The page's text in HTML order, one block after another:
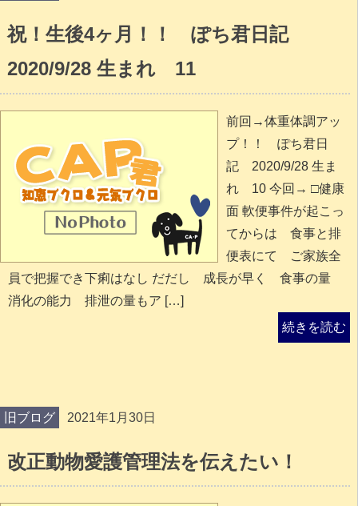
祝！生後4ヶ月！！ ぽち君日記
2020/9/28 生まれ 11
前回→体重体調アッ
プ！！ ぽち君日
記 2020/9/28 生ま
れ 10 今回→ □健康
面 軟便事件が起こっ
てからは 食事と排
便表にて ご家族全
員で把握でき下痢はなし だだし 成長が早く 食事の量
消化の能力 排泄の量もア […]
続きを読む
旧ブログ 2021年1月30日
改正動物愛護管理法を伝えたい！